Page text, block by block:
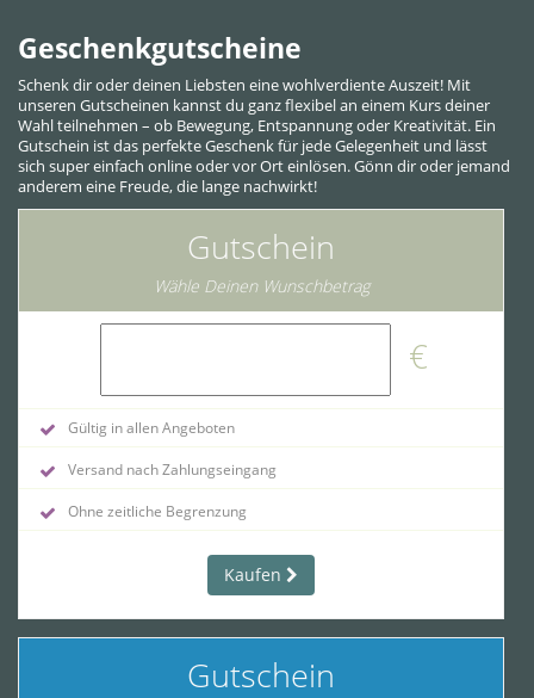
Geschenkgutscheine
Schenk dir oder deinen Liebsten eine wohlverdiente Auszeit! Mit
unseren Gutscheinen kannst du ganz flexibel an einem Kurs deiner
Wahl teilnehmen – ob Bewegung, Entspannung oder Kreativität. Ein
Gutschein ist das perfekte Geschenk für jede Gelegenheit und lässt
sich super einfach online oder vor Ort einlösen. Gönn dir oder jemand
anderem eine Freude, die lange nachwirkt!
Gutschein
Wähle Deinen Wunschbetrag
€
Gültig in allen Angeboten
Versand nach Zahlungseingang
Ohne zeitliche Begrenzung
Kaufen
Gutschein